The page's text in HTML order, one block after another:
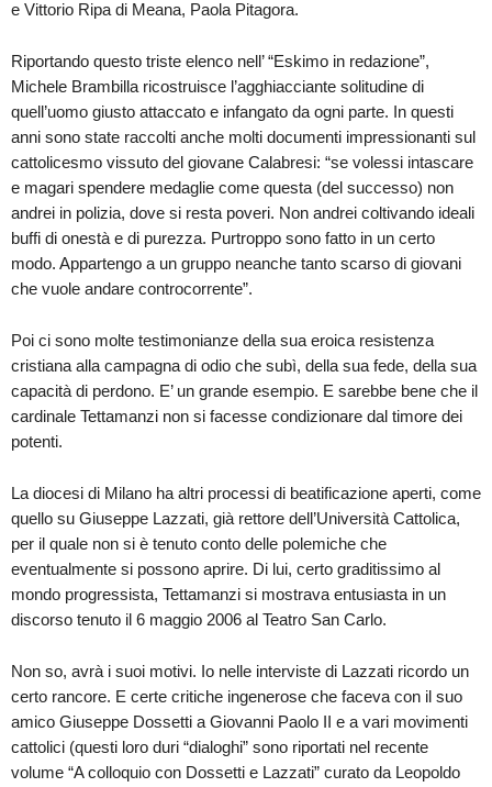
e Vittorio Ripa di Meana, Paola Pitagora.
Riportando questo triste elenco nell’ “Eskimo in redazione”,
Michele Brambilla ricostruisce l’agghiacciante solitudine di
quell’uomo giusto attaccato e infangato da ogni parte. In questi
anni sono state raccolti anche molti documenti impressionanti sul
cattolicesmo vissuto del giovane Calabresi: “se volessi intascare
e magari spendere medaglie come questa (del successo) non
andrei in polizia, dove si resta poveri. Non andrei coltivando ideali
buffi di onestà e di purezza. Purtroppo sono fatto in un certo
modo. Appartengo a un gruppo neanche tanto scarso di giovani
che vuole andare controcorrente”.
Poi ci sono molte testimonianze della sua eroica resistenza
cristiana alla campagna di odio che subì, della sua fede, della sua
capacità di perdono. E’ un grande esempio. E sarebbe bene che il
cardinale Tettamanzi non si facesse condizionare dal timore dei
potenti.
La diocesi di Milano ha altri processi di beatificazione aperti, come
quello su Giuseppe Lazzati, già rettore dell’Università Cattolica,
per il quale non si è tenuto conto delle polemiche che
eventualmente si possono aprire. Di lui, certo graditissimo al
mondo progressista, Tettamanzi si mostrava entusiasta in un
discorso tenuto il 6 maggio 2006 al Teatro San Carlo.
Non so, avrà i suoi motivi. Io nelle interviste di Lazzati ricordo un
certo rancore. E certe critiche ingenerose che faceva con il suo
amico Giuseppe Dossetti a Giovanni Paolo II e a vari movimenti
cattolici (questi loro duri “dialoghi” sono riportati nel recente
volume “A colloquio con Dossetti e Lazzati” curato da Leopoldo